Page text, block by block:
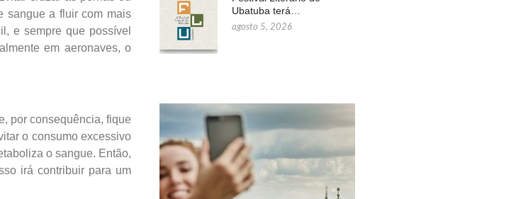
sangue a fluir com mais
e sempre que possível
em aeronaves, o
por consequência, fique
o consumo excessivo
o sangue. Então,
irá contribuir para um
Ubatuba terá…
agosto 5, 2026